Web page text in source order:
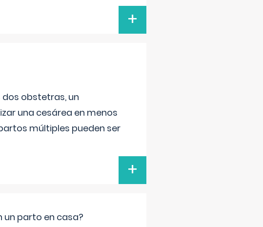
+
obstetras, un
una cesárea en menos
múltiples pueden ser
+
un parto en casa?